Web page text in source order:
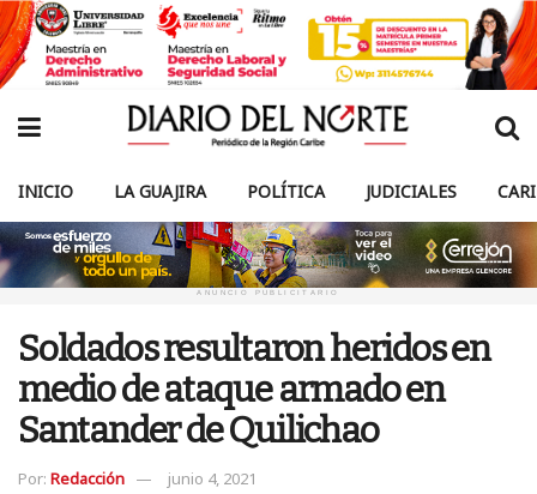
INICIO LA GUAJIRA POLÍTICA JUDICIALES
ANUNCIO PUBLICITARIO
Soldados resultaron heridos en
medio de ataque armado en
Santander de Quilichao
Por: Redacción junio 4, 2021